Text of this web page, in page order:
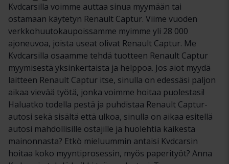
Kvdcarsilla voimme auttaa sinua myymään tai
ostamaan käytetyn Renault Captur. Viime vuoden
verkkohuutokaupoissamme myimme yli 28 000
ajoneuvoa, joista useat olivat Renault Captur. Me
Kvdcarsilla osaamme tehdä tuotteen Renault Captur
myymisestä yksinkertaista ja helppoa. Jos aiot myydä
laitteen Renault Captur itse, sinulla on edessäsi paljon
aikaa vievää työtä, jonka voimme hoitaa puolestasi!
Haluatko todella pestä ja puhdistaa Renault Captur-
autosi sekä sisältä että ulkoa, sinulla on aikaa esitellä
autosi mahdollisille ostajille ja huolehtia kaikesta
mainonnasta? Etkö mieluummin antaisi Kvdcarsin
hoitaa koko myyntiprosessin, myös paperityöt? Anna